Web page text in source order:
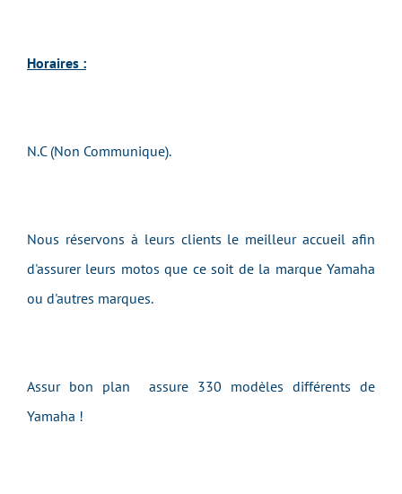
Horaires :
N.C (Non Communique).
Nous réservons à leurs clients le meilleur accueil afin
d'assurer leurs motos que ce soit de la marque Yamaha
ou d'autres marques.
Assur bon plan assure 330 modèles différents de
Yamaha !